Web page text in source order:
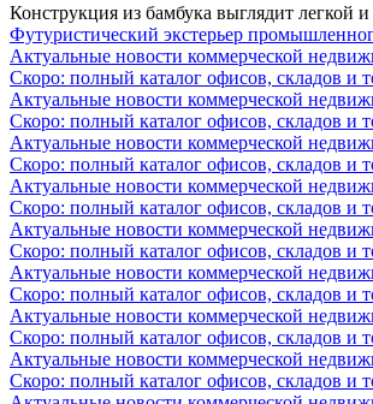
Конструкция из бамбука выглядит легкой
Футуристический экстерьер
Актуальные новости коммерческой
Скоро: полный каталог офисов, складов и
Актуальные новости коммерческой
Скоро: полный каталог офисов, складов и
Актуальные новости коммерческой
Скоро: полный каталог офисов, складов и
Актуальные новости коммерческой
Скоро: полный каталог офисов, складов и
Актуальные новости коммерческой
Скоро: полный каталог офисов, складов и
Актуальные новости коммерческой
Скоро: полный каталог офисов, складов и
Актуальные новости коммерческой
Скоро: полный каталог офисов, складов и
Актуальные новости коммерческой
Скоро: полный каталог офисов, складов и